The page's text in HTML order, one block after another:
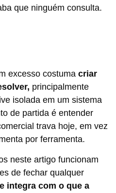
que ninguém consulta.
excesso costuma criar
principalmente
isolada em um sistema
de partida é entender
trava hoje, em vez
por ferramenta.
neste artigo funcionam
de fechar qualquer
integra com o que a